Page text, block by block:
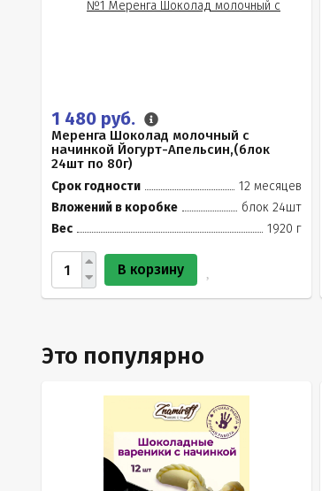
1 480 руб.
Меренга Шоколад молочный с
начинкой Йогурт-Апельсин,(блок
24шт по 80г)
Срок годности
12 месяцев
Вложений в коробке
блок 24шт
Вес
1920 г
В корзину
Это популярно